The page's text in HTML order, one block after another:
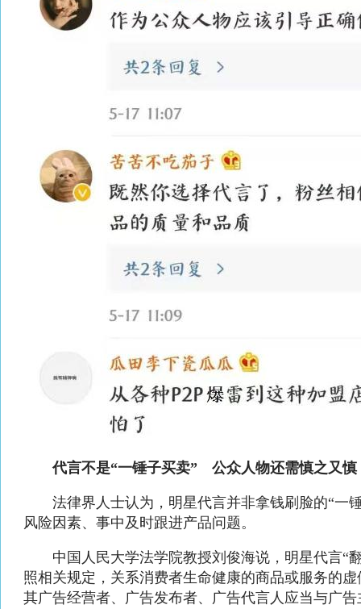
代言不是“一锤子买卖” 公众人物还需慎之又慎
法律界人士认为，明星代言并非拿钱刷脸的“一
风险因素、事中及时跟进产品问题。
中国人民大学法学院教授刘俊海说，明星代言“
照相关规定，关系消费者生命健康的商品或服务的
其广告经营者、广告发布者、广告代言人应当与广